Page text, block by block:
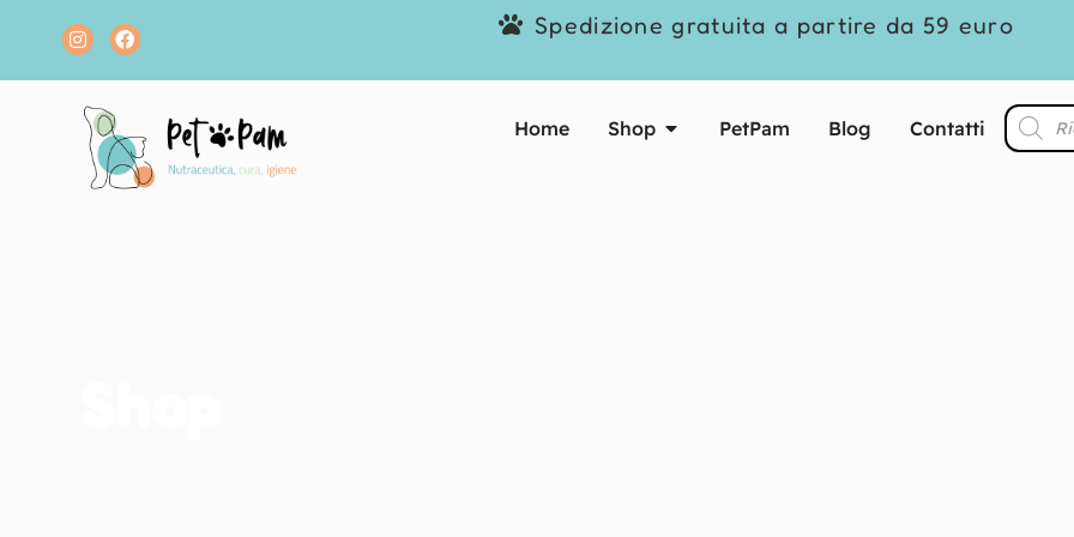
Spedizione gratuita a partire da 59 euro
Home Shop PetPam Blog Contatti